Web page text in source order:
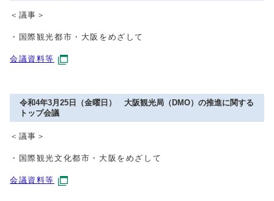
＜議事＞
・国際観光都市・大阪をめざして
会議資料等
令和4年3月25日（金曜日） 大阪観光局（DMO）の推進に関する
トップ会議
＜議事＞
・国際観光文化都市・大阪をめざして
会議資料等